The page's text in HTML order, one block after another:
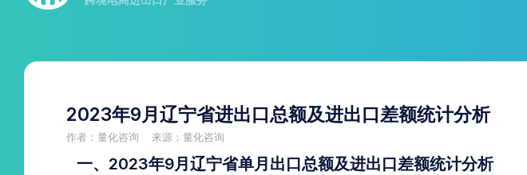
2023年9月辽宁省进出口总额及进出口差额统计分析
作者：量化咨询 来源：量化咨询
一、2023年9月辽宁省单月出口总额及进出口差额统计分析